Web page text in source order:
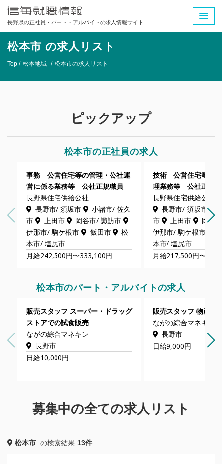
長野県の正社員・パート・アルバイトの求人情報サイト
松本市 の求人リスト
Top / 松本地域 / 松本市の求人リスト
ピックアップ
松本市の正社員の求人
事務 公営住宅等の管理・公社運
営に係る業務等 公社正規職員
長野県住宅供給公社
長野市/ 須坂市
小諸市/ 佐久
市
上田市
岡谷市/ 諏訪市
伊那市/ 駒ケ根市
飯田市
松
本市/ 塩尻市
月給242,500円〜333,100円
技術 公営住宅等の
理業務等 公社正規
長野県住宅供給公社
長野市/ 須坂市
市
上田市
岡谷
伊那市/ 駒ケ根市
本市/ 塩尻市
月給217,500円〜
松本市のパート・アルバイトの求人
販売スタッフ スーパー・ドラッグ
ストアでの試食販売
ながの綜合マネキン
長野市
日給10,000円
販売スタッフ 物産展
ながの綜合マネキン
長野市
日給9,000円
募集中の全ての求人リスト
松本市 の検索結果 13件